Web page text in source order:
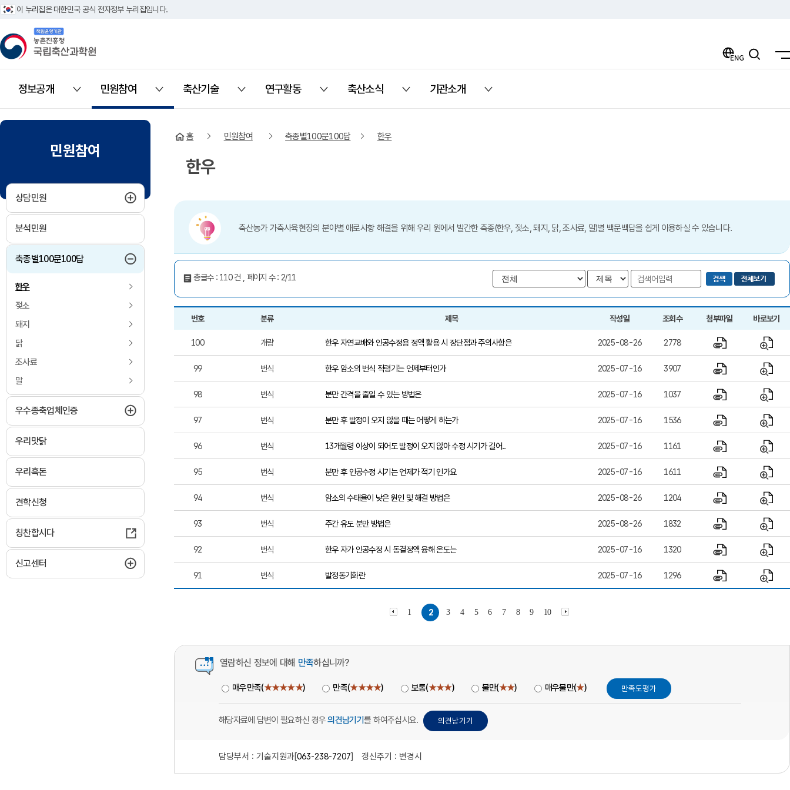
이 누리집은 대한민국 공식 전자정부 누리집입니다.
책임운영기관 농촌진흥청 국립축산과학원
정보공개
열기
민원참여
열기
축산기술
열기
연구활동
열기
축산소식
열기
기관소개
열기
민원참여
상담민원하위메뉴 펼치기
분석민원
축종별100문100답하위메뉴 접기
한우
젖소
돼지
닭
조사료
말
우수종축업체인증하위메뉴 펼치기
우리맛닭
우리흑돈
견학신청
칭찬합시다
신고센터
홈 민원참여 축종별100문100답 한우
한우
축산농가 가축사육현장의 분야별 애로사항 해결을 위해 우리 원에서 발간한 축종(한우, 젖소, 돼지, 닭, 조사료, 말)별 백문백답을 쉽게 이용하실 수 있습니다.
총글수 : 110 건 , 페이지 수 : 2/11
번호 분류 제목 작성일 조회수 첨부파일 바로보기
100 개량 한우 자연교배와 인공수정용 정액 활용 시 장단점과 주의사항은 2025-08-26 2778
99 번식 한우 암소의 번식 적령기는 언제부터인가 2025-07-16 3907
98 번식 분만 간격을 줄일 수 있는 방법은 2025-07-16 1037
97 번식 분만 후 발정이 오지 않을 때는 어떻게 하는가 2025-07-16 1536
96 번식 13개월령 이상이 되어도 발정이 오지 않아 수정 시기가 길어.. 2025-07-16 1161
95 번식 분만 후 인공수정 시기는 언제가 적기 인가요 2025-07-16 1611
94 번식 암소의 수태율이 낮은 원인 및 해결 방법은 2025-08-26 1204
93 번식 주간 유도 분만 방법은 2025-08-26 1832
92 번식 한우 자가 인공수정 시 동결정액 융해 온도는 2025-07-16 1320
91 번식 발정동기화란 2025-07-16 1296
1 2 3 4 5 6 7 8 9 10
열람하신 정보에 대해 만족하십니까?
매우만족(★★★★★) 만족(★★★★) 보통(★★★) 불만(★★) 매우불만(★)
해당자료에 답변이 필요하신 경우의견남기기 를 하여주십시요.
담당부서 : 기술지원과[063-238-7207] 갱신주기 : 변경시